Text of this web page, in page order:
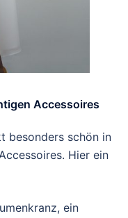
Accessoires
besonders schön in
Hier ein
ein